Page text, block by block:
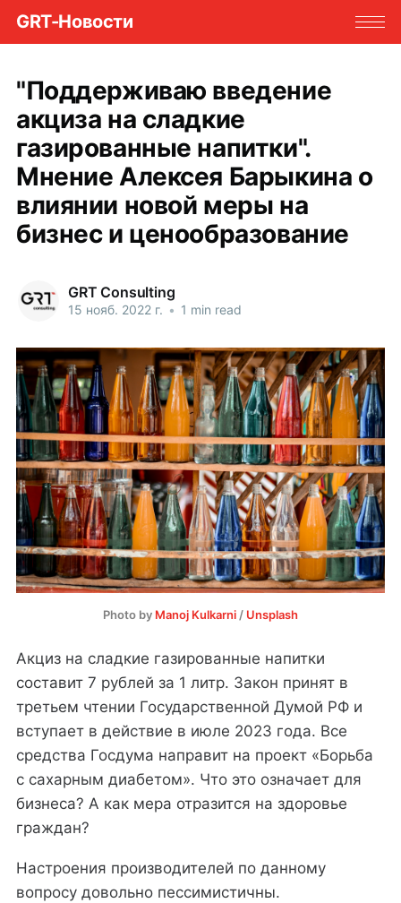
GRT-Новости
"Поддерживаю введение
акциза на сладкие
газированные напитки".
Мнение Алексея Барыкина о
влиянии новой меры на
бизнес и ценообразование
GRT Consulting
15 нояб. 2022 г. • 1 min read
Photo by Manoj Kulkarni/ Unsplash
Акциз на сладкие газированные напитки
составит 7 рублей за 1 литр. Закон принят в
третьем чтении Государственной Думой РФ и
вступает в действие в июле 2023 года. Все
средства Госдума направит на проект «Борьба
с сахарным диабетом». Что это означает для
бизнеса? А как мера отразится на здоровье
граждан?
Настроения производителей по данному
вопросу довольно пессимистичны.